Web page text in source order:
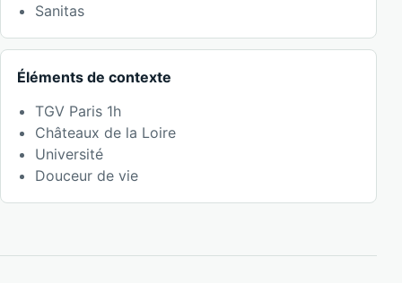
Sanitas
Éléments de contexte
TGV Paris 1h
Châteaux de la Loire
Université
Douceur de vie